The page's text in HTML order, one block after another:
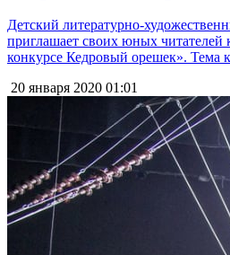
Детский литературно-
приглашает своих юных читателей
конкурсе Кедровый орешек». Тема
20 января 2020 01:01